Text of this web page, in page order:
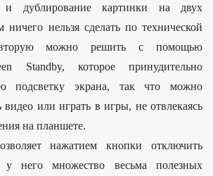
и дублирование картинки на двух
нельзя сделать по технической
можно решить с помощью
Standby, которое принудительно
подсветку экрана, так что можно
видео или играть в игры, не отвлекаясь
на планшете.
нажатием кнопки отключить
у него множество весьма полезных